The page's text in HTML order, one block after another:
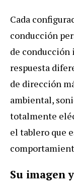
Cada
conducción
de conducción
respuesta
de dirección
ambiental,
totalmente
el tablero que
Su imagen